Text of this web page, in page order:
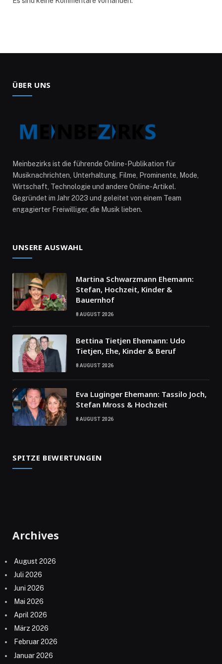
ÜBER UNS
Meinbezirks ist die führende Online-Publikation für
Musiknachrichten, Unterhaltung, Filme, Prominente, Mode,
Wirtschaft, Technologie und andere Online-Artikel.
Gegründet im Jahr 2023 und geleitet von einem Team
engagierter Freiwilliger, die Musik lieben.
UNSERE AUSWAHL
Martina Schwarzmann Ehemann:
Stefan, Hochzeit, Kinder &
Bauernhof
8 AUGUST 2026
Bettina Tietjen Ehemann: Udo
Tietjen, Ehe, Kinder & Beruf
8 AUGUST 2026
Eva Luginger Ehemann: Tassilo Joch,
Stefan Mross & Hochzeit
8 AUGUST 2026
SPITZE BEWERTUNGEN
Archives
August 2026
Juli 2026
Juni 2026
Mai 2026
April 2026
März 2026
Februar 2026
Januar 2026